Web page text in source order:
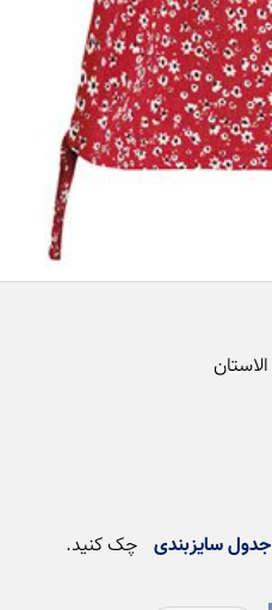
جدول سایزبندی چک کنید.